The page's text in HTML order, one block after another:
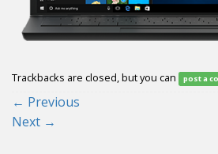
Trackbacks are closed, but you can post a
← Previous
Next →